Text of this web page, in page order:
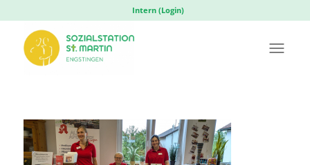
Intern (Login)